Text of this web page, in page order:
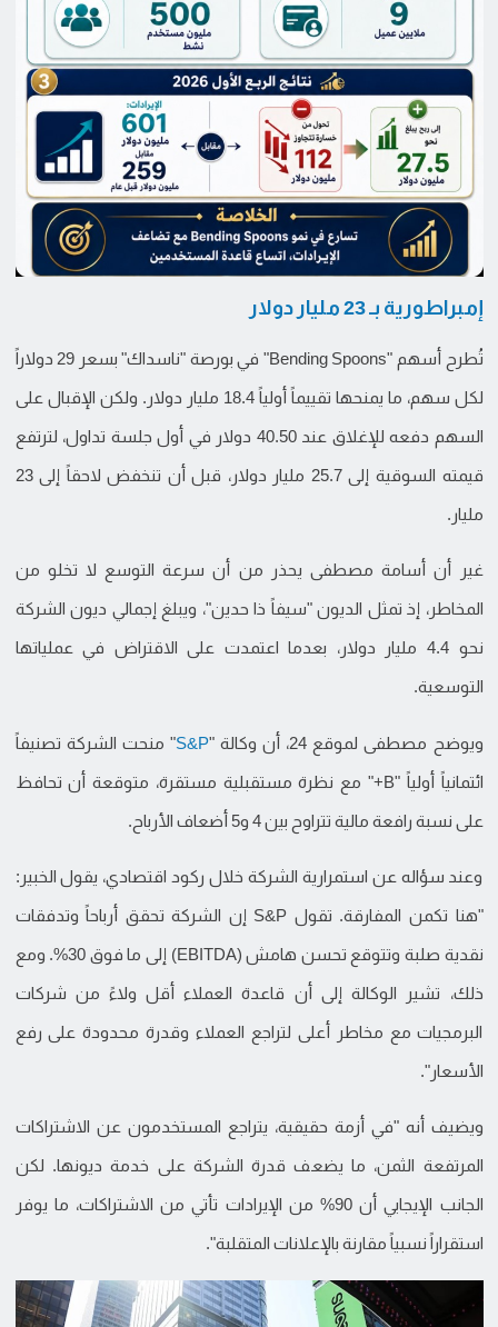
إمبراطورية بـ 23 مليار دولار
تُطرح أسهم "Bending Spoons" في بورصة "ناسداك" بسعر 29 دولاراً
لكل سهم، ما يمنحها تقييماً أولياً 18.4 مليار دولار. ولكن الإقبال على
السهم دفعه للإغلاق عند 40.50 دولار في أول جلسة تداول، لترتفع
قيمته السوقية إلى 25.7 مليار دولار، قبل أن تنخفض لاحقاً إلى 23
مليار.
غير أن أسامة مصطفى يحذر من أن سرعة التوسع لا تخلو من
المخاطر، إذ تمثل الديون "سيفاً ذا حدين"، ويبلغ إجمالي ديون الشركة
نحو 4.4 مليار دولار، بعدما اعتمدت على الاقتراض في عملياتها
التوسعية.
ويوضح مصطفى لموقع 24، أن وكالة " S&P" منحت الشركة تصنيفاً
ائتمانياً أولياً "B+" مع نظرة مستقبلية مستقرة، متوقعة أن تحافظ
على نسبة رافعة مالية تتراوح بين 4 و5 أضعاف الأرباح.
وعند سؤاله عن استمرارية الشركة خلال ركود اقتصادي، يقول الخبير:
"هنا تكمن المفارقة. تقول S&P إن الشركة تحقق أرباحاً وتدفقات
نقدية صلبة وتتوقع تحسن هامش (EBITDA) إلى ما فوق 30%. ومع
ذلك، تشير الوكالة إلى أن قاعدة العملاء أقل ولاءً من شركات
البرمجيات مع مخاطر أعلى لتراجع العملاء وقدرة محدودة على رفع
الأسعار".
ويضيف أنه "في أزمة حقيقية، يتراجع المستخدمون عن الاشتراكات
المرتفعة الثمن، ما يضعف قدرة الشركة على خدمة ديونها. لكن
الجانب الإيجابي أن 90% من الإيرادات تأتي من الاشتراكات، ما يوفر
استقراراً نسبياً مقارنة بالإعلانات المتقلبة".